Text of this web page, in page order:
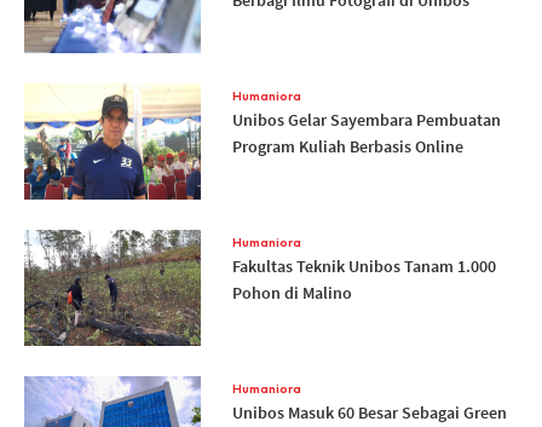
Humaniora
Unibos Gelar Sayembara Pembuatan
Program Kuliah Berbasis Online
Humaniora
Fakultas Teknik Unibos Tanam 1.000
Pohon di Malino
Humaniora
Unibos Masuk 60 Besar Sebagai Green